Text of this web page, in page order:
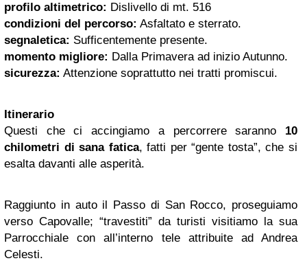
profilo altimetrico: Dislivello di mt. 516
condizioni del percorso: Asfaltato e sterrato.
segnaletica: Sufficentemente presente.
momento migliore: Dalla Primavera ad inizio Autunno.
sicurezza: Attenzione soprattutto nei tratti promiscui.
Itinerario
Questi che ci accingiamo a percorrere saranno 10
chilometri di sana fatica, fatti per “gente tosta”, che si
esalta davanti alle asperità.
Raggiunto in auto il Passo di San Rocco, proseguiamo
verso Capovalle; “travestiti” da turisti visitiamo la sua
Parrocchiale con all’interno tele attribuite ad Andrea
Celesti.